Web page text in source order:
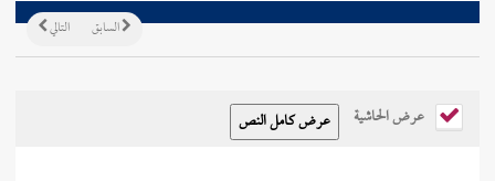
التالي السابق
عرض الحاشية